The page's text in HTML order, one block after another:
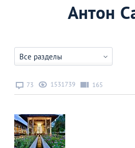
Антон
Все разделы
73 1531739 165